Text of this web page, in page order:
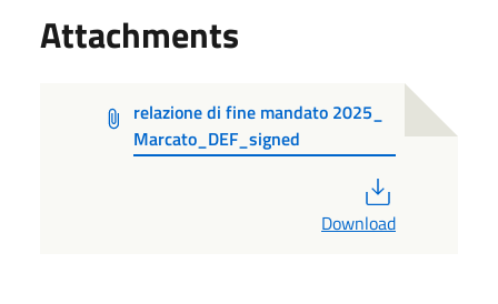
Attachments
relazione di fine mandato 2025_
Marcato_DEF_signed
Download